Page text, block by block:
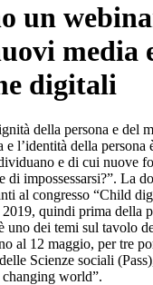
un
media
digitali
della persona e del
l’identità della persona
e di cui nuove
di impossessarsi?”. La
al congresso “Child
quindi prima della
uno dei temi sul tavolo
al 12 maggio, per tre
Scienze sociali
world”.